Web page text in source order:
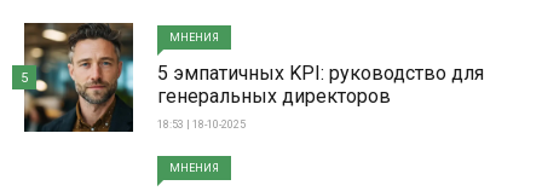
МНЕНИЯ
5 эмпатичных KPI: руководство для
генеральных директоров
18:53 | 18-10-2025
5
МНЕНИЯ